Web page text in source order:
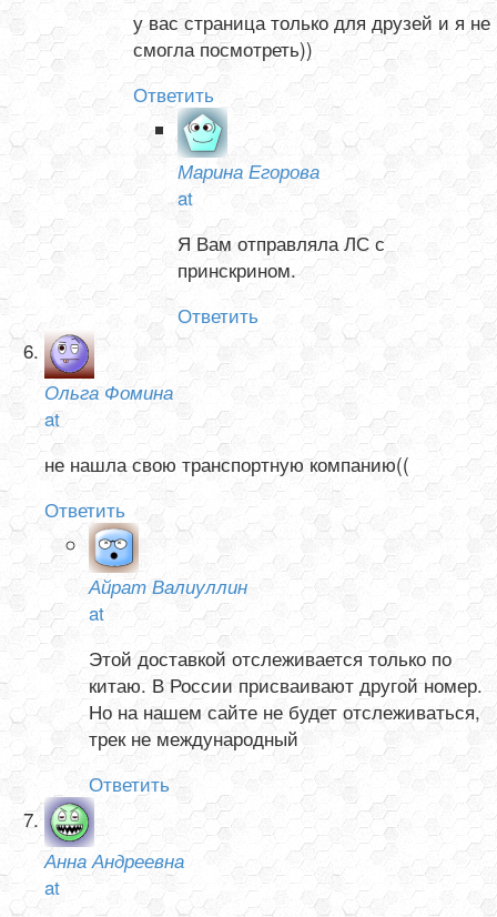
у вас страница только для друзей и я не
смогла посмотреть))
Ответить
Марина Егорова
at
Я Вам отправляла ЛС с
принскрином.
Ответить
Ольга Фомина
at
не нашла свою транспортную компанию((
Ответить
Айрат Валиуллин
at
Этой доставкой отслеживается только по
китаю. В России присваивают другой номер.
Но на нашем сайте не будет отслеживаться,
трек не международный
Ответить
Анна Андреевна
at